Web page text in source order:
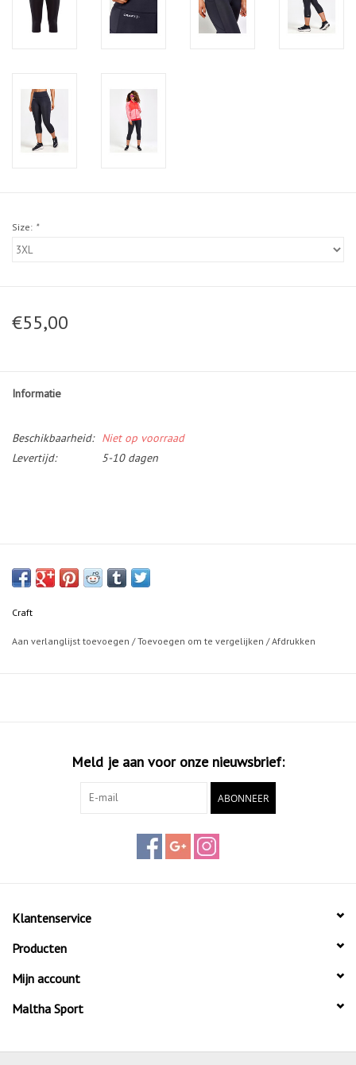
Size: *
€55,00
Informatie
Beschikbaarheid:
Niet op voorraad
Levertijd:
5-10 dagen
Craft
Aan verlanglijst toevoegen /Toevoegen om te vergelijken /Afdrukken
Meld je aan voor onze nieuwsbrief:
ABONNEER
Klantenservice
Producten
Mijn account
Maltha Sport